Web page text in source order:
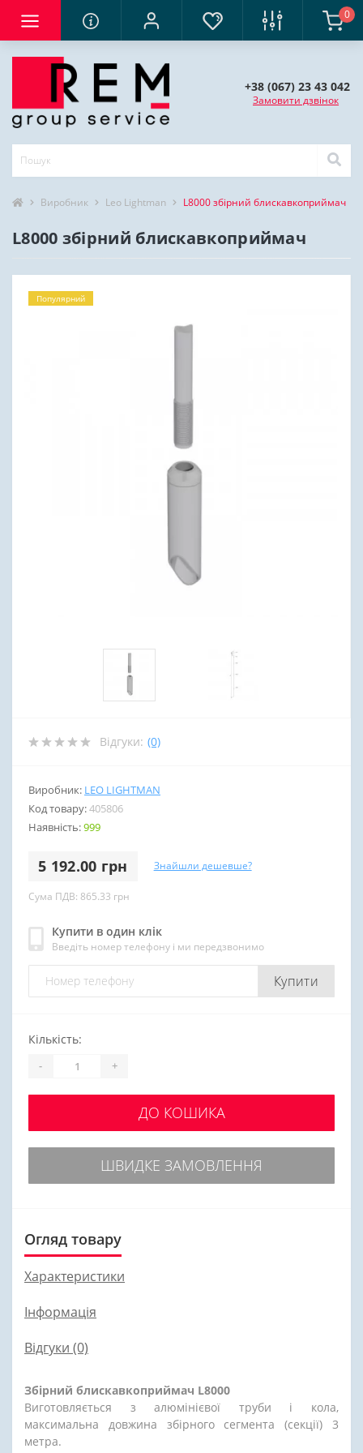
0
+38 (067) 23 43 042
Замовити дзвінок
Виробник Leo Lightman L8000 збірний блискавкоприймач
L8000 збірний блискавкоприймач
Популярний
Відгуки: (0)
Виробник: LEO LIGHTMAN
Код товару:405806
Наявність:999
5 192.00 грн Знайшли дешевше?
Сума ПДВ: 865.33 грн
Купити в один клік
Введіть номер телефону і ми передзвонимо
Купити
Кількість:
- +
ДО КОШИКА
ШВИДКЕ ЗАМОВЛЕННЯ
Огляд товару
Характеристики
Інформація
Відгуки (0)
Збірний блискавкоприймач L8000
Виготовляється з алюмінієвої труби і кола,
максимальна довжина збірного сегмента (секції) 3
метра.